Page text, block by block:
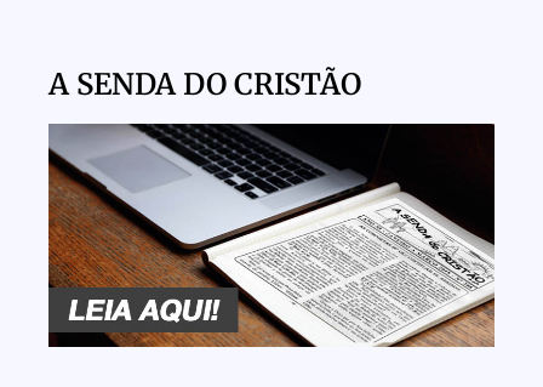
A SENDA DO CRISTÃO